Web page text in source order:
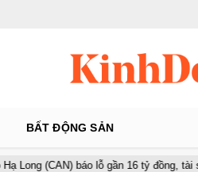
BẤT ĐỘNG SẢN
báo lỗ gần 16 tỷ đồng, tài sản giảm